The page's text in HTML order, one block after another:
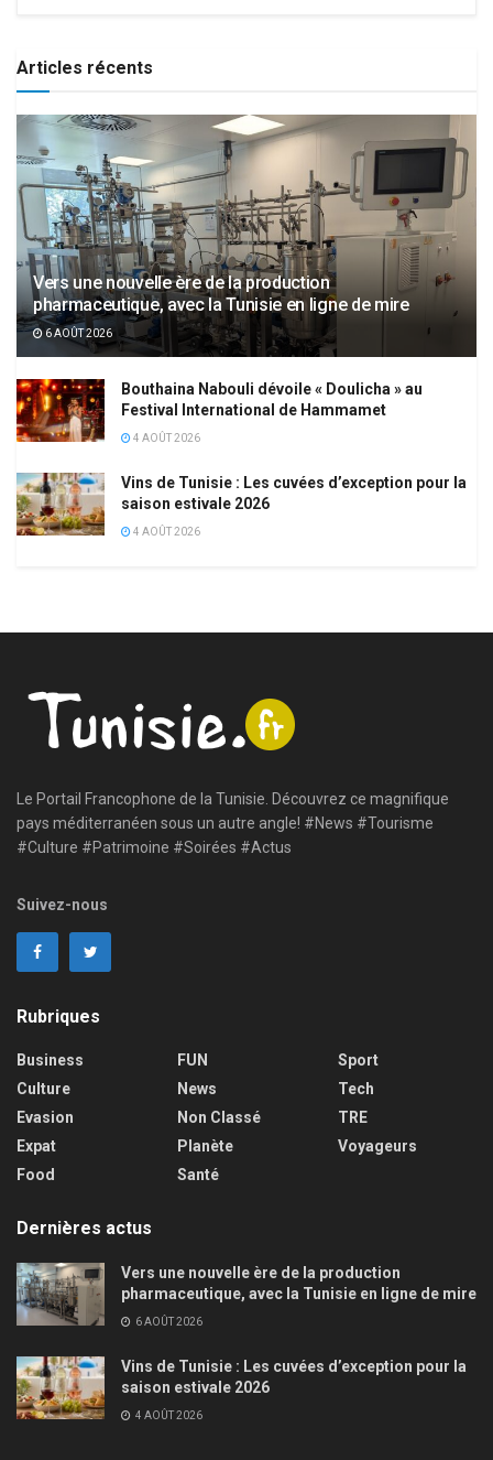
Articles récents
Vers une nouvelle ère de la production
pharmaceutique, avec la Tunisie en ligne de mire
6 AOÛT 2026
Bouthaina Nabouli dévoile « Doulicha » au
Festival International de Hammamet
4 AOÛT 2026
Vins de Tunisie : Les cuvées d’exception pour la
saison estivale 2026
4 AOÛT 2026
Le Portail Francophone de la Tunisie. Découvrez ce magnifique
pays méditerranéen sous un autre angle! #News #Tourisme
#Culture #Patrimoine #Soirées #Actus
Suivez-nous
Rubriques
Business
Culture
Evasion
Expat
Food
FUN
News
Non Classé
Planète
Santé
Sport
Tech
TRE
Voyageurs
Dernières actus
Vers une nouvelle ère de la production
pharmaceutique, avec la Tunisie en ligne de mire
6 AOÛT 2026
Vins de Tunisie : Les cuvées d’exception pour la
saison estivale 2026
4 AOÛT 2026